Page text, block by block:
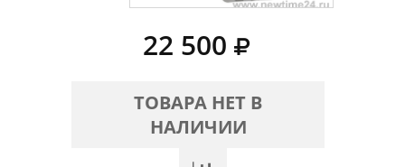
22 500
ТОВАРА НЕТ В
НАЛИЧИИ